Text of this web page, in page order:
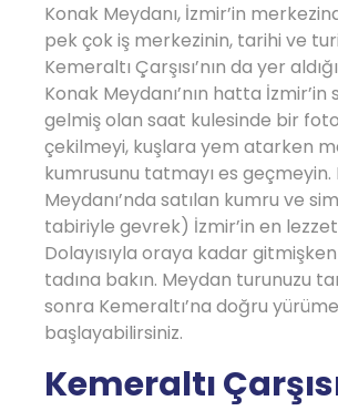
Konak Meydanı, İzmir’in
pek çok iş merkezinin, tarihi ve
Kemeraltı Çarşısı’nın da yer
Konak Meydanı’nın hatta İzmir’in
gelmiş olan saat kulesinde bir
çekilmeyi, kuşlara yem atarken
kumrusunu tatmayı es geçmeyin.
Meydanı’nda satılan kumru ve
tabiriyle gevrek) İzmir’in en
Dolayısıyla oraya kadar
tadına bakın. Meydan turunuzu
sonra Kemeraltı’na doğru
başlayabilirsiniz.
Kemeraltı